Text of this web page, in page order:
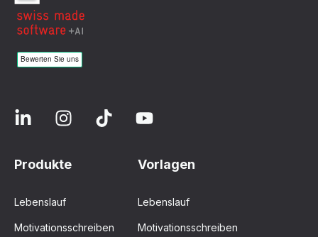
Produkte
Lebenslauf
Motivationsschreiben
Vorlagen
Lebenslauf
Motivationsschreiben